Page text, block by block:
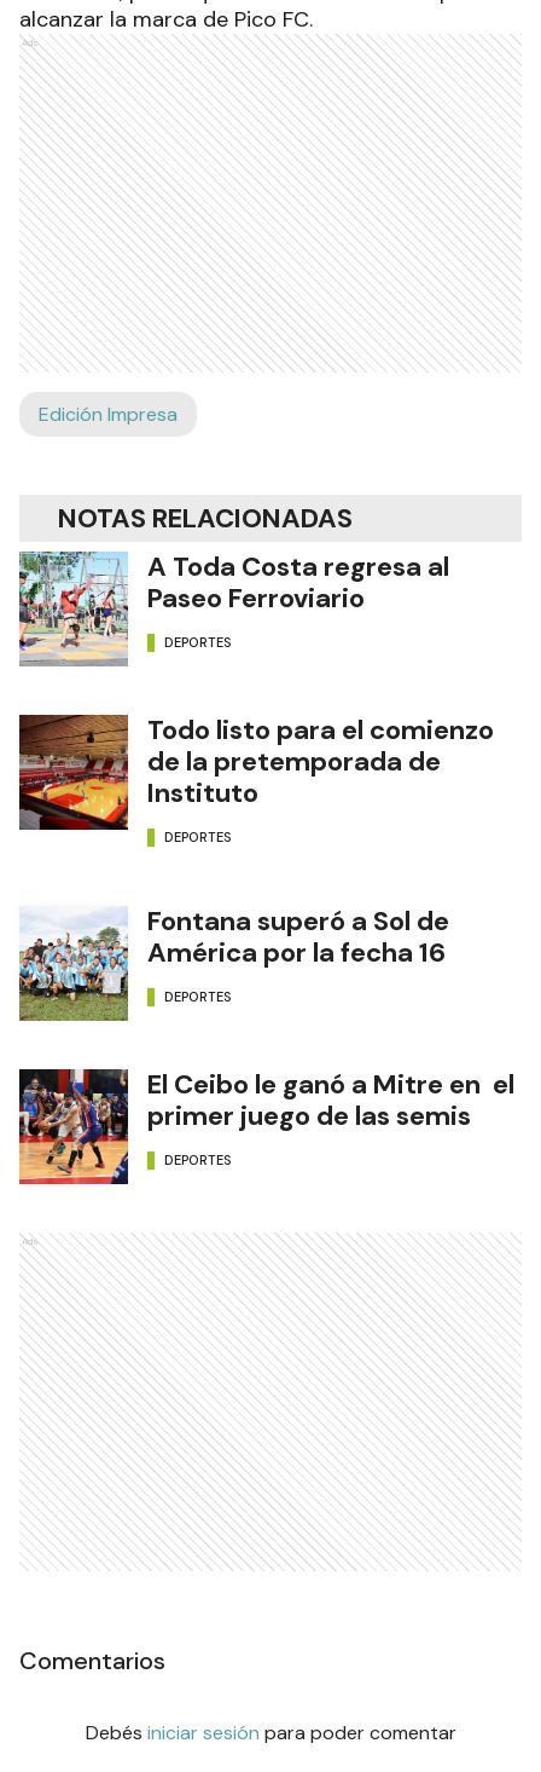
alcanzar la marca de Pico FC.
Ads
Edición Impresa
NOTAS RELACIONADAS
A Toda Costa regresa al
Paseo Ferroviario
DEPORTES
Todo listo para el comienzo
de la pretemporada de
Instituto
DEPORTES
Fontana superó a Sol de
América por la fecha 16
DEPORTES
El Ceibo le ganó a Mitre en el
primer juego de las semis
DEPORTES
Ads
Comentarios
Debés iniciar sesión para poder comentar